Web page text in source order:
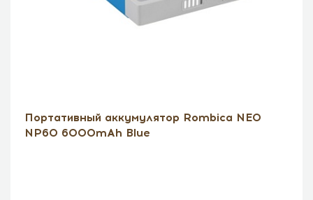
Портативный аккумулятор Rombica NEO
NP60 6000mAh Blue